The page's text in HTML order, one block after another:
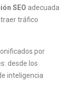
SEO adecuada
tráfico
por
desde los
inteligencia